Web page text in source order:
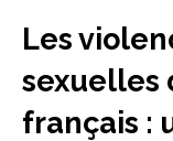
Les
sexuelles
français :